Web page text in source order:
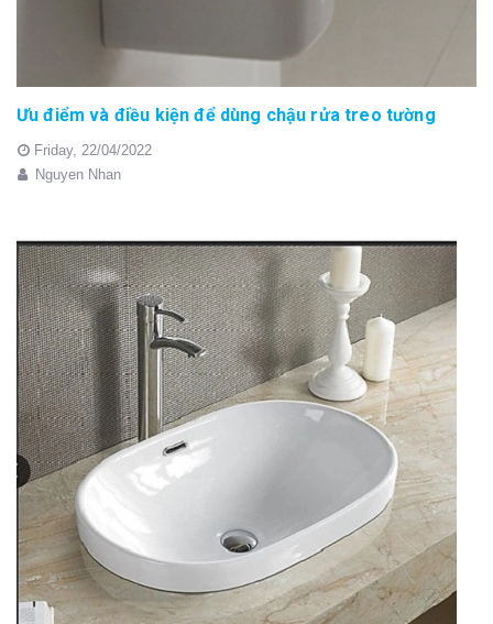
Ưu điểm và điều kiện để dùng chậu rửa treo tường
Friday, 22/04/2022
Nguyen Nhan